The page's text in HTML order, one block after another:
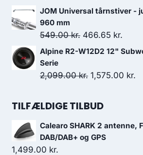
oprindelige
var:
5,999.00 kr..
JOM Universal tårnstiver -
960 mm
549.00kr. Den
oprindelige
var:
466.65 kr.
er:
Alpine R2-W12D2 12"
Serie
2,099.00kr. Den
pris
2,099.00 kr..
1,575.00 kr.
TILFÆLDIGE TILBUD
Calearo SHARK 2 antenne,
DAB/DAB+ og GPS
1,499.00 kr.